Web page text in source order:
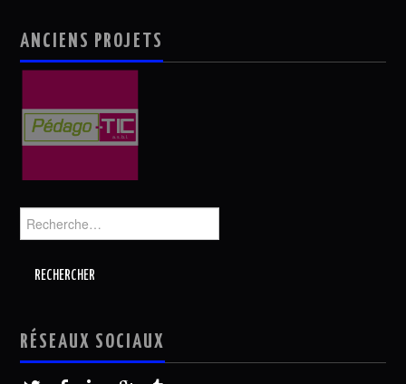
ANCIENS PROJETS
Rechercher :
RÉSEAUX SOCIAUX